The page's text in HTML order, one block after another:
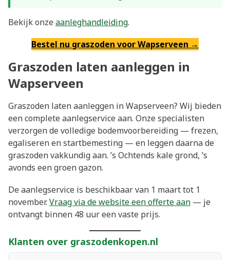
Bekijk onzeaanleghandleiding.
Bestel nu graszoden voor Wapserveen →
Graszoden laten aanleggen in
Wapserveen
Graszoden laten aanleggen in Wapserveen? Wij bieden
een complete aanlegservice aan. Onze specialisten
verzorgen de volledige bodemvoorbereiding — frezen,
egaliseren en startbemesting — en leggen daarna de
graszoden vakkundig aan. ’s Ochtends kale grond, ’s
avonds een groen gazon.
De aanlegservice is beschikbaar van 1 maart tot 1
november.Vraag via de website een offerte aan — je
ontvangt binnen 48 uur een vaste prijs.
Klanten over graszodenkopen.nl